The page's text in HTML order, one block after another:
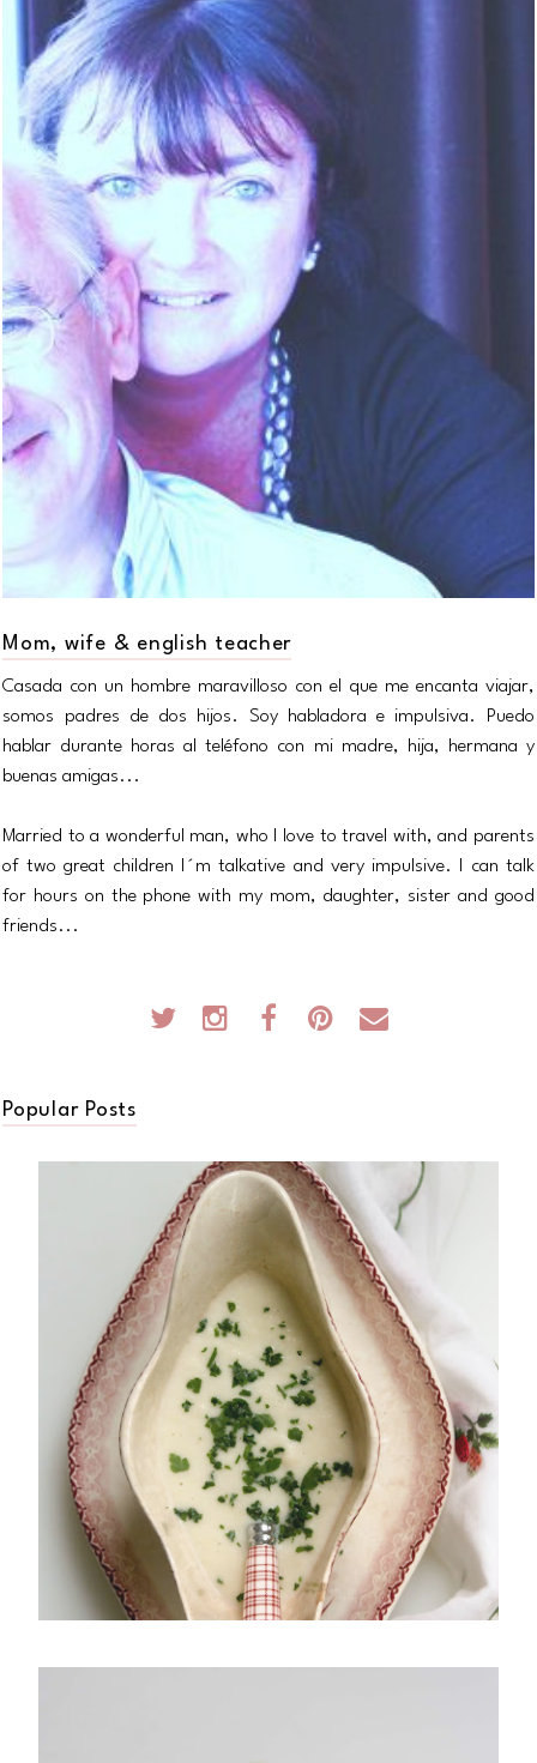
Mom, wife & english teacher
Casada con un hombre maravilloso con el que me encanta viajar,
somos padres de dos hijos. Soy habladora e impulsiva. Puedo
hablar durante horas al teléfono con mi madre, hija, hermana y
buenas amigas...
Married to a wonderful man, who I love to travel with, and parents
of two great children I´m talkative and very impulsive. I can talk
for hours on the phone with my mom, daughter, sister and good
friends...
Popular Posts